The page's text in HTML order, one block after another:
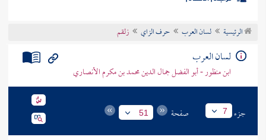
موضوعي
تراجم الأعلام
الرئيسية لسان العرب حرف الزاي زلقم
لسان العرب
ابن منظور - أبو الفضل جمال الدين محمد بن مكرم الأنصاري
جزء 7 صفحة 51